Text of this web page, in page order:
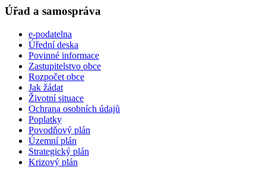
Úřad a samospráva
e-podatelna
Úřední deska
Povinné informace
Zastupitelstvo obce
Rozpočet obce
Jak žádat
Životní situace
Ochrana osobních údajů
Poplatky
Povodňový plán
Územní plán
Strategický plán
Krizový plán